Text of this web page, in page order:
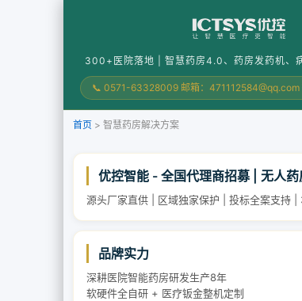
300+医院落地 | 智慧药房4.0、药房发药机、
📞 0571-63328009 邮箱：
首页 > 智慧药房解决方案
优控智能 - 全国代理商招募 | 无人
源头厂家直供 | 区域独家保护 | 投标全案支持
品牌实力
深耕医院智能药房研发生产8年
软硬件全自研 + 医疗钣金整机定制